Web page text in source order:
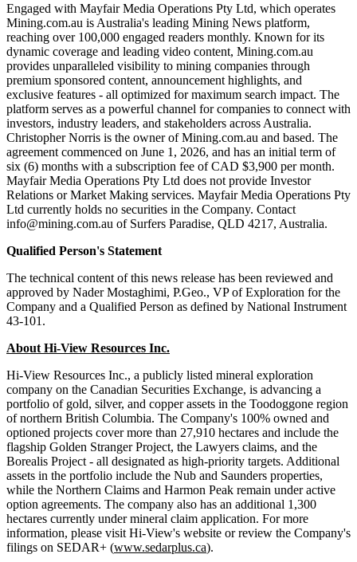
Engaged with Mayfair Media Operations Pty Ltd, which operates
Mining.com.au is Australia's leading Mining News platform,
reaching over 100,000 engaged readers monthly. Known for its
dynamic coverage and leading video content, Mining.com.au
provides unparalleled visibility to mining companies through
premium sponsored content, announcement highlights, and
exclusive features - all optimized for maximum search impact. The
platform serves as a powerful channel for companies to connect with
investors, industry leaders, and stakeholders across Australia.
Christopher Norris is the owner of Mining.com.au and based. The
agreement commenced on June 1, 2026, and has an initial term of
six (6) months with a subscription fee of CAD $3,900 per month.
Mayfair Media Operations Pty Ltd does not provide Investor
Relations or Market Making services. Mayfair Media Operations Pty
Ltd currently holds no securities in the Company. Contact
info@mining.com.au of Surfers Paradise, QLD 4217, Australia.
Qualified Person's Statement
The technical content of this news release has been reviewed and
approved by Nader Mostaghimi, P.Geo., VP of Exploration for the
Company and a Qualified Person as defined by National Instrument
43-101.
About Hi-View Resources Inc.
Hi-View Resources Inc., a publicly listed mineral exploration
company on the Canadian Securities Exchange, is advancing a
portfolio of gold, silver, and copper assets in the Toodoggone region
of northern British Columbia. The Company's 100% owned and
optioned projects cover more than 27,910 hectares and include the
flagship Golden Stranger Project, the Lawyers claims, and the
Borealis Project - all designated as high-priority targets. Additional
assets in the portfolio include the Nub and Saunders properties,
while the Northern Claims and Harmon Peak remain under active
option agreements. The company also has an additional 1,300
hectares currently under mineral claim application. For more
information, please visit Hi-View's website or review the Company's
filings on SEDAR+ (www.sedarplus.ca).